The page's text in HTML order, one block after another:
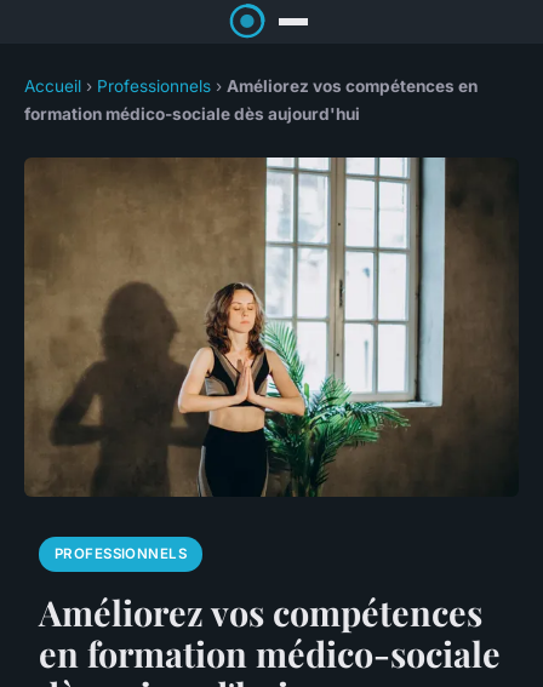
Accueil › Professionnels › Améliorez vos compétences en
formation médico-sociale dès aujourd'hui
PROFESSIONNELS
Améliorez vos compétences
en formation médico-sociale